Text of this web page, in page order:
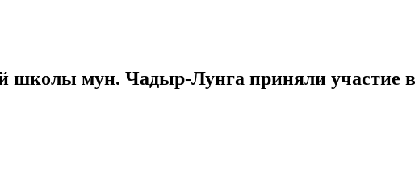
мун. Чадыр-Лунга приняли участие в